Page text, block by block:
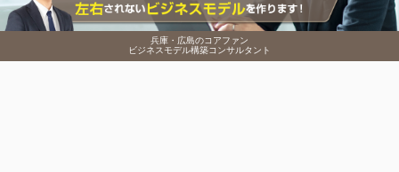
兵庫・広島のコアファン
ビジネスモデル構築コンサルタント